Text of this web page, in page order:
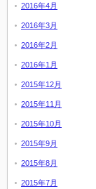
2016年4月
2016年3月
2016年2月
2016年1月
2015年12月
2015年11月
2015年10月
2015年9月
2015年8月
2015年7月